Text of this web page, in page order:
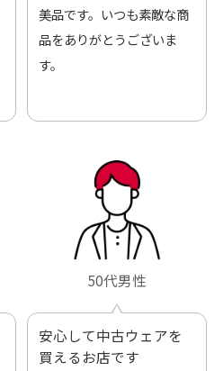
美品です。いつも素敵な商
品をありがとうございま
す。
50代男性
安心して中古ウェアを
買えるお店です